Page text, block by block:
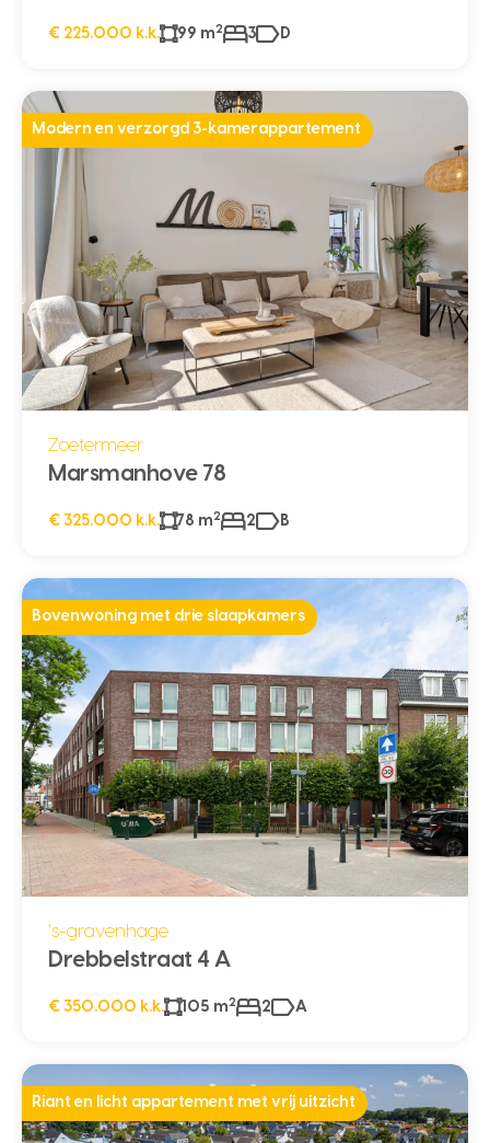
€ 225.000 k.k. 99 m2 3 D
Modern en verzorgd 3-kamerappartement
Zoetermeer
Marsmanhove 78
€ 325.000 k.k. 78 m2 2 B
Bovenwoning met drie slaapkamers
's-gravenhage
Drebbelstraat 4 A
€ 350.000 k.k. 105 m2 2 A
Riant en licht appartement met vrij uitzicht